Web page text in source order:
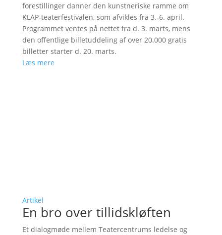
forestillinger danner den kunstneriske ramme om
KLAP-teaterfestivalen, som afvikles fra 3.-6. april.
Programmet ventes på nettet fra d. 3. marts, mens
den offentlige billetuddeling af over 20.000 gratis
billetter starter d. 20. marts.
Læs mere
Artikel
En bro over tillidskløften
Et dialogmøde mellem Teatercentrums ledelse og